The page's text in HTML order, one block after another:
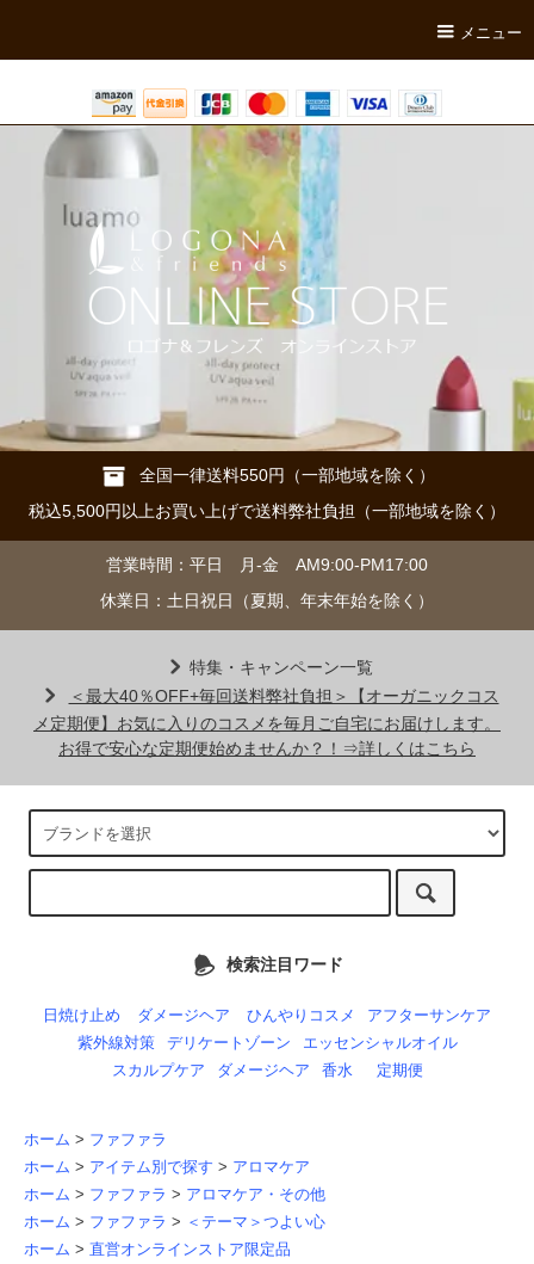
メニュー
全国一律送料550円（一部地域を除く）
税込5,500円以上お買い上げで送料弊社負担（一部地域を除く）
営業時間：平日 月-金 AM9:00-PM17:00
休業日：土日祝日（夏期、年末年始を除く）
特集・キャンペーン一覧
＜最大40％OFF+毎回送料弊社負担＞【オーガニックコス
メ定期便】お気に入りのコスメを毎月ご自宅にお届けします。
お得で安心な定期便始めませんか？！⇒詳しくはこちら
検索注目ワード
日焼け止め ダメージヘア ひんやりコスメ
アフターサンケア
紫外線対策
デリケートゾーン
エッセンシャルオイル
スカルプケア
ダメージヘア 香水 定期便
ホーム > ファファラ
ホーム > アイテム別で探す > アロマケア
ホーム > ファファラ > アロマケア・その他
ホーム > ファファラ > ＜テーマ＞つよい心
ホーム > 直営オンラインストア限定品